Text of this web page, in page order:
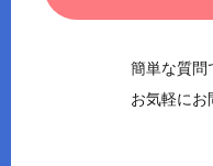
簡単な質問
お気軽にお